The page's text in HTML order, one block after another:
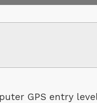
GPS entry